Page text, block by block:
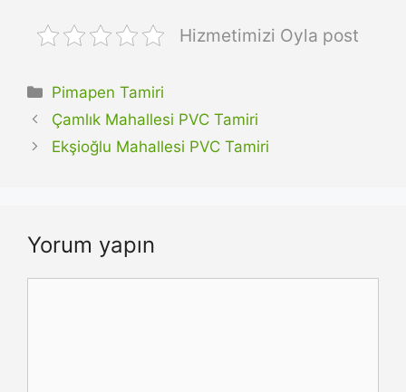
Hizmetimizi Oyla post
Kategoriler
Pimapen Tamiri
Çamlık Mahallesi PVC Tamiri
Ekşioğlu Mahallesi PVC Tamiri
Yorum yapın